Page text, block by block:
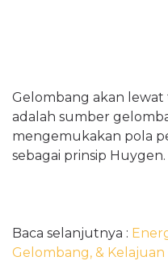
Gelombang akan lewat
adalah sumber
mengemukakan pola
sebagai prinsip Huygen.
Baca selanjutnya :
Gelombang, &